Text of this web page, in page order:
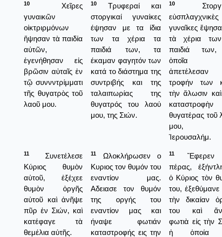
10
Χεῖρες
γυναικῶν
οἰκτριρμόνων
ἥψησαν τὰ παιδία
αὐτῶν,
ἐγενήθησαν εἰς
βρῶσιν αὐταῖς ἐν
τῷ συννντρίμματι
τῆς θυγατρὸς τοῦ
λαοῦ μου.
10
Τρυφεραί και
στοργικαί γυναίκες
έψησαν με τα ίδια
των τα χέρια τα
παιδιά των, τα
έκαμαν φαγητόν των
κατά το διάστημα της
συντριβής και της
ταλαιπωρίας της
θυγατρός του λαού
μου, της Σιών.
10
εὐσπλαγχνικὲς
γυναῖκες
τὰ χέρια
παιδιά
ὁποῖα
ἀπετέλεσαν
τροφήν των
τὴν ἅλωσιν
καταστροφὴν
θυγατέρας τοῦ
μου,
Ἱερουσαλήμ.
11
Συνετέλεσε
Κύριος θυμὸν
αὐτοῦ, ἐξέχεε
θυμὸν ὀργῆς
αὐτοῦ καὶ ἀνῆψε
πῦρ ἐν Σιών, καὶ
κατέφαγε τὰ
θεμέλια αὐτῆς.
11
Ωλοκλήρωσεν ο
Κυριος τον θυμόν του
εναντίον μας.
Αδειασε τον θυμόν
της οργής του
εναντίον μας και
ήναψε φωτιάν
καταστροφής εις την
11
Ἔφερεν
πέρας,
ὁ Κύριος τὸν
του,
τὴν δικαίαν
του καὶ
φωτιὰ εἰς τὴν
ἡ ὁποία